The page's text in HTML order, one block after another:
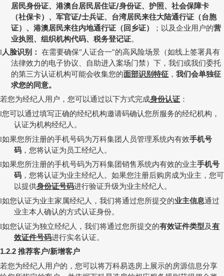
居民身份证、港澳台居民居住证/身份证、护照、社会保障卡
（社保卡）、军官证/士兵证、台湾居民来往大陆通行证（台胞
证）、港澳居民来往内地通行证（回乡证）
；以及企业用户的营
业执照、组织机构代码、税务登记证。
l 人脸识别： 在需要确保“人证合一”的高风险场景（如线上签署具有
法律效力的电子协议、自助进入案场门禁）下，我们或我们委托
的第三方认证机构可能会收集您的面部识别特征 ，我们会单独征
求您的同意。
若您为经纪人用户，您可以通过以下方式完成身份认证 ：
l您可以通过填写正确的经纪机构邀请码确认您所服务的经纪机构，
认证为机构经纪人。
l如果您所注册的手机号码为万科集团人员管理系统内有效手机号
码 ，您将认证为员工经纪人。
l如果您所注册的手机号码为万科集团销售系统内有效的业主手机号
码 ，您将认证为业主经纪人。如果您注册后购房成为业主，您可
以提供身份证号码进行验证升级为业主经纪人。
l如您认证为业主家属经纪人，我们将通过您所提交的业主信息通过
业主本人确认的方式认证身份。
l如您认证为独立经纪人，我们将通过您所提交的有效证件类型及有
效证件号码进行实名认证。
1.2.2 推荐客户/新增客户
若您为经纪人用户的，您可以将万科易选房上展示的房源信息分享